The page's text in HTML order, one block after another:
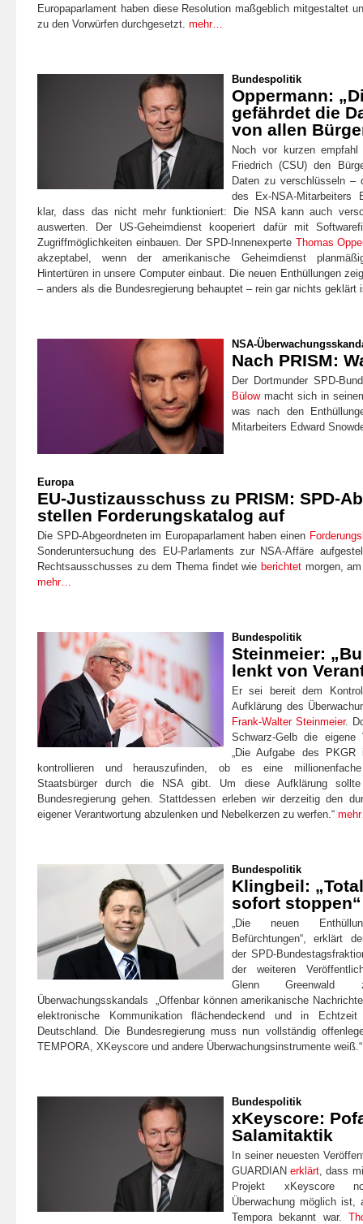
Europaparlament haben diese Resolution maßgeblich mitgestaltet
zu den Vorwürfen durchgesetzt. mehr…
Bundespolitik
Oppermann:
gefährdet die
von allen
Noch vor kurzen empfahl
Friedrich (CSU) den
Daten zu verschlüsseln –
des Ex-NSA-Mitarbeiters
klar, dass das nicht mehr funktioniert: Die NSA kann auch
auswerten. Der US-Geheimdienst kooperiert dafür mit
Zugriffmöglichkeiten einbauen. Der SPD-Innenexperte Thomas
akzeptabel, wenn der amerikanische Geheimdienst
Hintertüren in unsere Computer einbaut. Die neuen Enthüllungen
– anders als die Bundesregierung behauptet – rein gar nichts geklärt
NSA-
Nach PRISM:
Der Dortmunder SPD-
Bülowmacht sich in
was nach den
Mitarbeiters Edward
Europa
EU-​​Justizausschuss zu PRISM: SPD-
stellen Forderungskatalog auf
Die SPD-Abgeordneten im Europaparlament haben einen
Sonderuntersuchung des EU-Parlaments zur NSA-Affäre
Rechtsausschusses zu dem Thema findet wie berichtet morgen,
mehr…
Bundespolitik
Steinmeier:
lenkt von
Er sei bereit dem
Aufklärung des
Frank-Walter Steinmeier.
Schwarz-Gelb die eigene
„Die Aufgabe des
kontrollieren und herauszufinden, ob es eine
Staatsbürger durch die NSA gibt. Um diese Aufklärung
Bundesregierung gehen. Stattdessen erleben wir derzeitig den
eigener Verantwortung abzulenken und Nebelkerzen zu werfen.“
Bundespolitik
Klingbeil:
sofort stoppen“
„Die neuen
Befürchtungen“ , erklärt
der SPD-
der weiteren
Glenn Greenwald ‏zum Umfang des
Überwachungsskandals
„Offenbar können amerikanische
elektronische Kommunikation flächendeckend und in
Deutschland. Die Bundesregierung muss nun vollständig
TEMPORA, XKeyscore und andere Überwachungsinstrumente weiß.“
Bundespolitik
xKeyscore:
Salamitaktik
In seiner neuesten
GUARDIANerklärt , dass
Projekt xKeyscore
Überwachung möglich
Tempora bekannt war.